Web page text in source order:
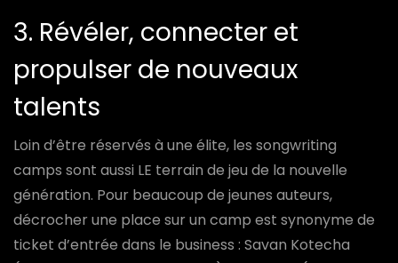
3. Révéler, connecter et
propulser de nouveaux
talents
Loin d’être réservés à une élite, les songwriting
camps sont aussi LE terrain de jeu de la nouvelle
génération. Pour beaucoup de jeunes auteurs,
décrocher une place sur un camp est synonyme de
ticket d’entrée dans le business : Savan Kotecha